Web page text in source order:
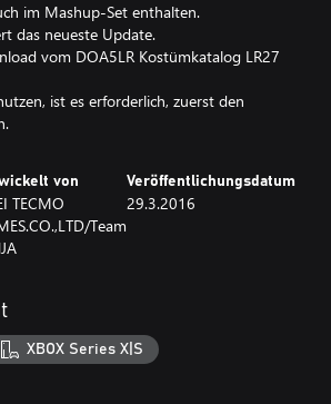
im Mashup-Set enthalten.
das neueste Update.
vom DOA5LR Kostümkatalog LR27
ist es erforderlich, zuerst den
von
TECMO
Team
Veröffentlichungsdatum
29.3.2016
XBOX Series X|S